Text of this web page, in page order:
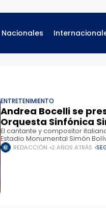
Nacionales
ENTRETENIMIENTO
Andrea Bocelli se
Orquesta Sinfónica
El cantante y compositor
Estadio Monumental Simón
Uno de los tenores más
REDACCIÓN 2 AÑOS ATRÁS